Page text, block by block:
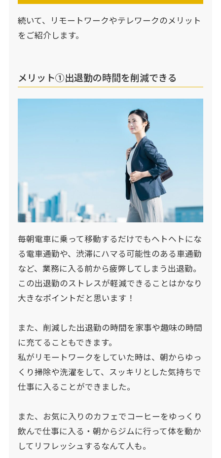
続いて、リモートワークやテレワークのメリット
をご紹介します。
メリット①出退勤の時間を削減できる
毎朝電車に乗って移動するだけでもヘトヘトにな
る電車通勤や、渋滞にハマる可能性のある車通勤
など、業務に入る前から疲弊してしまう出退勤。
この出退勤のストレスが軽減できることはかなり
大きなポイントだと思います！
また、削減した出退勤の時間を家事や趣味の時間
に充てることもできます。
私がリモートワークをしていた時は、朝からゆっ
くり掃除や洗濯をして、スッキリとした気持ちで
仕事に入ることができました。
また、お気に入りのカフェでコーヒーをゆっくり
飲んで仕事に入る・朝からジムに行って体を動か
してリフレッシュするなんて人も。